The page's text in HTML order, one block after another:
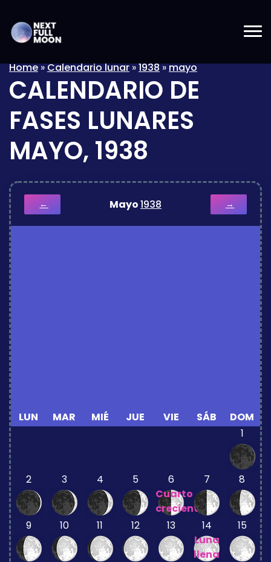
Home»Calendario lunar»1938»mayo
CALENDARIO DE
FASES LUNARES
MAYO, 1938
← Mayo1938 →
LUN MAR MIÉ JUE VIE SÁB
DOM
1
2 3 4 5
6
Cuarto
creciente
7 8
9 10 11 12 13
14
Luna
llena
15